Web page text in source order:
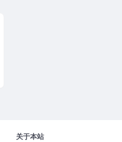
关于本站